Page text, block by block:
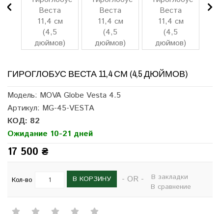
ГИРОГЛОБУС ВЕСТА 11,4 СМ (4,5 ДЮЙМОВ)
Модель: MOVA Globe Vesta 4.5
Артикул: MG-45-VESTA
КОД: 82
Ожидание 10-21 дней
17 500 ₴
Кол-во В КОРЗИНУ - OR -
В закладки
В сравнение